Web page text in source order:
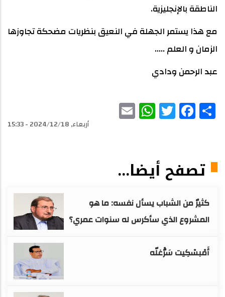
الناطقة بالإنجليزية.
مع هذا يستمر الجهلة في النعيق بنظريات مضحكة تجاوزها
الزمان و العلم .....
عبد الرحمن ودادي
Share
Facebook
Twitter
WhatsAppأربعاء, 2024/12/18 - 15:33
تصفح أيضا...
كثيرٌ من الشباب يسأل نفسه: ما هو
المشروع الذي سأكرس له سنوات عمري؟
أَمْبسْكِيت سَرّْغلّه